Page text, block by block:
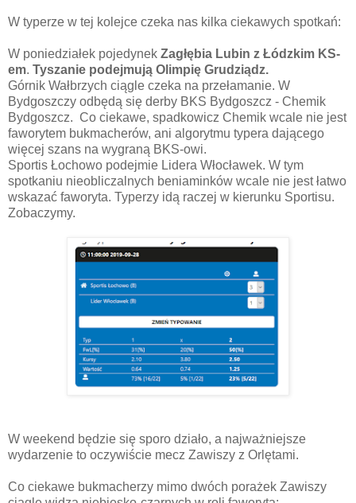
W typerze w tej kolejce czeka nas kilka ciekawych spotkań:
W poniedziałek pojedynek Zagłębia Lubin z Łódzkim KS-
em. Tyszanie podejmują Olimpię Grudziądz.
Górnik Wałbrzych ciągle czeka na przełamanie. W
Bydgoszczy odbędą się derby BKS Bydgoszcz - Chemik
Bydgoszcz. Co ciekawe, spadkowicz Chemik wcale nie jest
faworytem bukmacherów, ani algorytmu typera dającego
więcej szans na wygraną BKS-owi.
Sportis Łochowo podejmie Lidera Włocławek. W tym
spotkaniu nieobliczalnych beniaminków wcale nie jest łatwo
wskazać faworyta. Typerzy idą raczej w kierunku Sportisu.
Zobaczymy.
W weekend będzie się sporo działo, a najważniejsze
wydarzenie to oczywiście mecz Zawiszy z Orlętami.
Co ciekawe bukmacherzy mimo dwóch porażek Zawiszy